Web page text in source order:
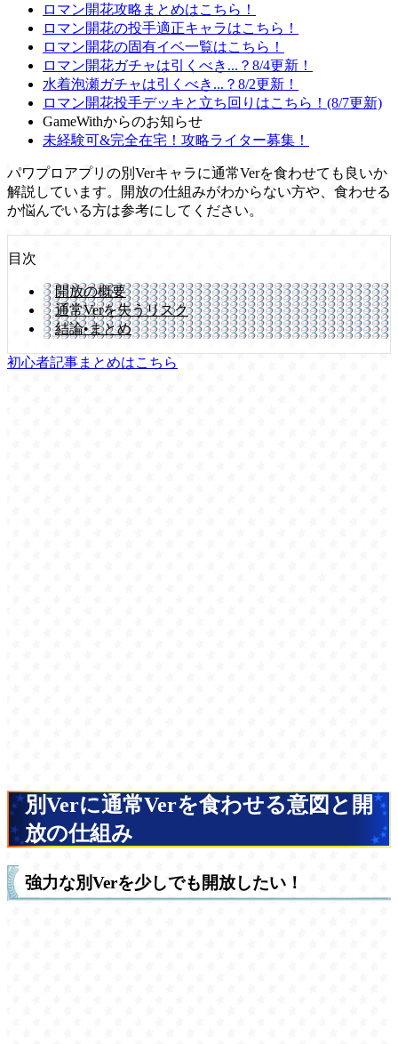
ロマン開花攻略まとめはこちら！
ロマン開花の投手適正キャラはこちら！
ロマン開花の固有イベ一覧はこちら！
ロマン開花ガチャは引くべき...？8/4更新！
水着泡瀬ガチャは引くべき...？8/2更新！
ロマン開花投手デッキと立ち回りはこちら！(8/7更新)
GameWithからのお知らせ
未経験可&完全在宅！攻略ライター募集！
パワプロアプリの別Verキャラに通常Verを食わせても良いか
解説しています。開放の仕組みがわからない方や、食わせる
か悩んでいる方は参考にしてください。
目次
開放の概要
通常Verを失うリスク
結論•まとめ
初心者記事まとめはこちら
別Verに通常Verを食わせる意図と開
放の仕組み
強力な別Verを少しでも開放したい！